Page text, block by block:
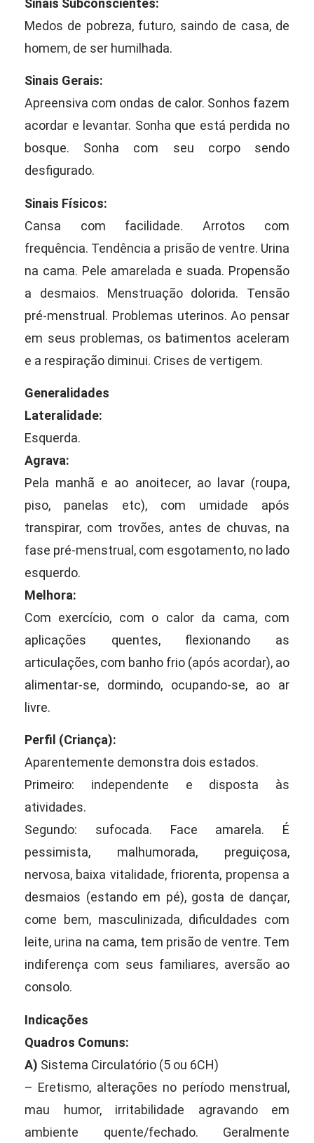
Sinais Subconscientes:
Medos de pobreza, futuro, saindo de casa, de
homem, de ser humilhada.
Sinais Gerais:
Apreensiva com ondas de calor. Sonhos fazem
acordar e levantar. Sonha que está perdida no
bosque. Sonha com seu corpo sendo
desfigurado.
Sinais Físicos:
Cansa com facilidade. Arrotos com
frequência. Tendência a prisão de ventre. Urina
na cama. Pele amarelada e suada. Propensão
a desmaios. Menstruação dolorida. Tensão
pré-menstrual. Problemas uterinos. Ao pensar
em seus problemas, os batimentos aceleram
e a respiração diminui. Crises de vertigem.
Generalidades
Lateralidade:
Esquerda.
Agrava:
Pela manhã e ao anoitecer, ao lavar (roupa,
piso, panelas etc), com umidade após
transpirar, com trovões, antes de chuvas, na
fase pré-menstrual, com esgotamento, no lado
esquerdo.
Melhora:
Com exercício, com o calor da cama, com
aplicações quentes, flexionando as
articulações, com banho frio (após acordar), ao
alimentar-se, dormindo, ocupando-se, ao ar
livre.
Perfil (Criança):
Aparentemente demonstra dois estados.
Primeiro: independente e disposta às
atividades.
Segundo: sufocada. Face amarela. É
pessimista, malhumorada, preguiçosa,
nervosa, baixa vitalidade, friorenta, propensa a
desmaios (estando em pé), gosta de dançar,
come bem, masculinizada, dificuldades com
leite, urina na cama, tem prisão de ventre. Tem
indiferença com seus familiares, aversão ao
consolo.
Indicações
Quadros Comuns:
A) Sistema Circulatório (5 ou 6CH)
– Eretismo, alterações no período menstrual,
mau humor, irritabilidade agravando em
ambiente quente/fechado. Geralmente